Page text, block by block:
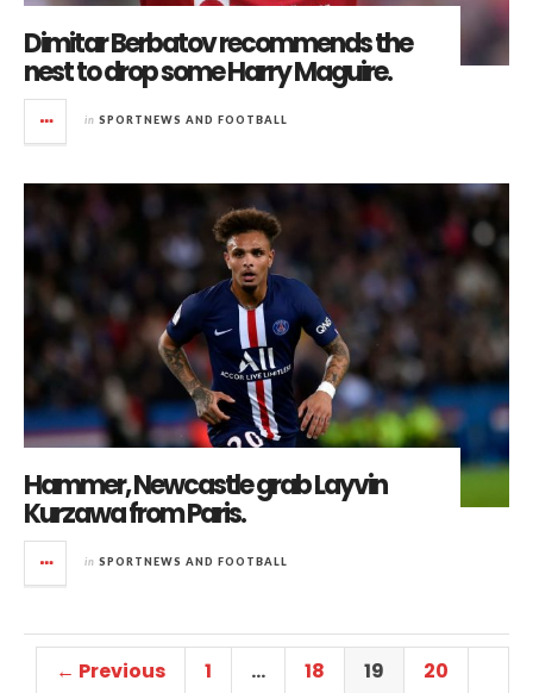
Dimitar Berbatov recommends the
nest to drop some Harry Maguire.
in SPORTNEWS AND FOOTBALL
Hammer, Newcastle grab Layvin
Kurzawa from Paris.
in SPORTNEWS AND FOOTBALL
← Previous 1 … 18 19
20